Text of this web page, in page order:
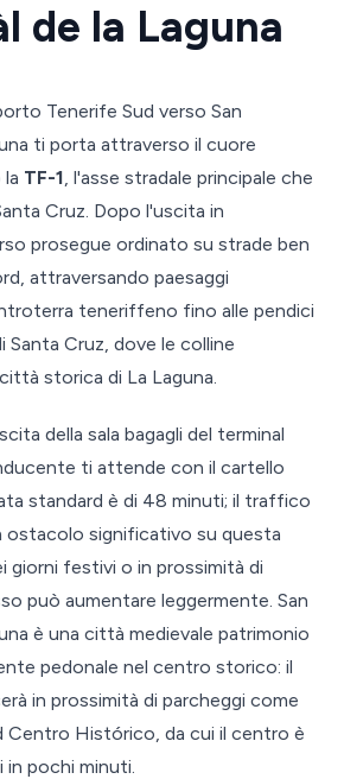
de la Laguna
Tenerife Sud verso San
ti porta attraverso il cuore
TF-1, l'asse stradale principale che
Cruz. Dopo l'uscita in
prosegue ordinato su strade ben
attraversando paesaggi
teneriffeno fino alle pendici
Santa Cruz, dove le colline
storica di La Laguna.
della sala bagagli del terminal
ti attende con il cartello
standard è di 48 minuti; il traffico
significativo su questa
giorni festivi o in prossimità di
può aumentare leggermente. San
è una città medievale patrimonio
pedonale nel centro storico: il
in prossimità di parcheggi come
Centro Histórico, da cui il centro è
in pochi minuti.